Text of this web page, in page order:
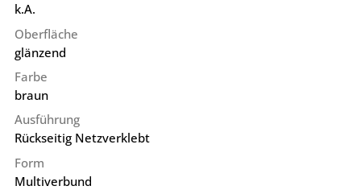
k.A.
Oberfläche
glänzend
Farbe
braun
Ausführung
Rückseitig Netzverklebt
Form
Multiverbund